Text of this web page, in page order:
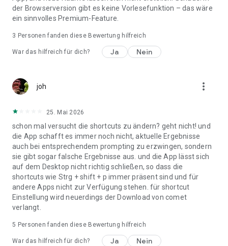
der Browserversion gibt es keine Vorlesefunktion – das wäre
ein sinnvolles Premium-Feature.
3 Personen fanden diese Bewertung hilfreich
War das hilfreich für dich? Ja Nein
joh more_vert
25. Mai 2026
schon mal versucht die shortcuts zu ändern? geht nicht! und
die App schafft es immer noch nicht, aktuelle Ergebnisse
auch bei entsprechendem prompting zu erzwingen, sondern
sie gibt sogar falsche Ergebnisse aus. und die App lässt sich
auf dem Desktop nicht richtig schließen, so dass die
shortcuts wie Strg + shift + p immer präsent sind und für
andere Apps nicht zur Verfügung stehen. für shortcut
Einstellung wird neuerdings der Download von comet
verlangt.
5 Personen fanden diese Bewertung hilfreich
War das hilfreich für dich? Ja Nein